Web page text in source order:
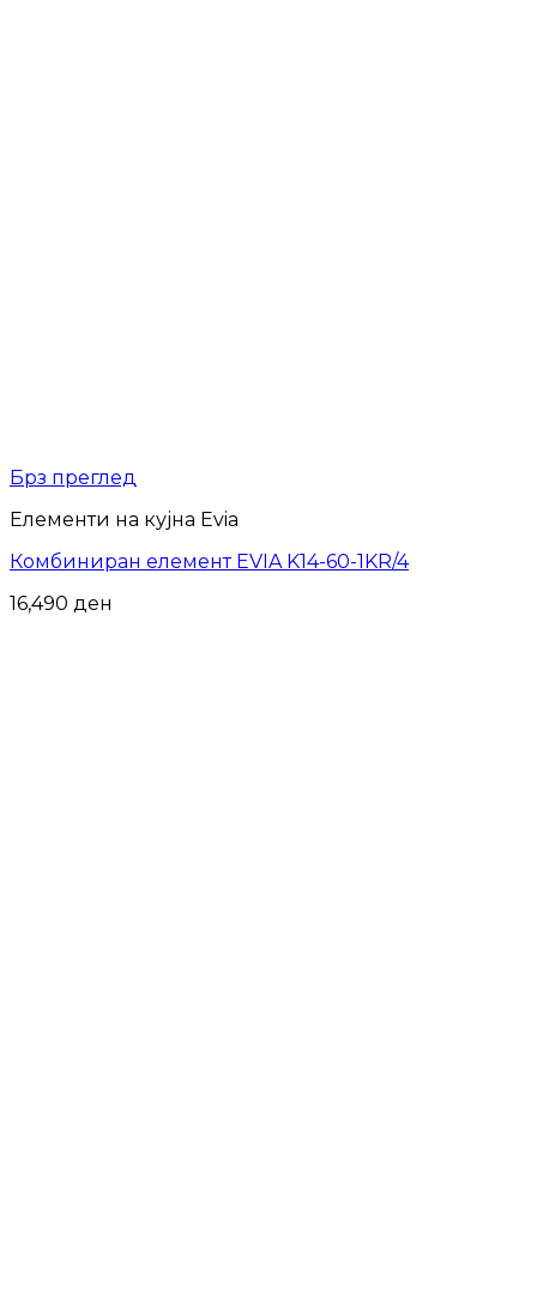
Брз преглед
Елементи на кујна Evia
Комбиниран елемент EVIA K14-60-1KR/4
16,490 ден